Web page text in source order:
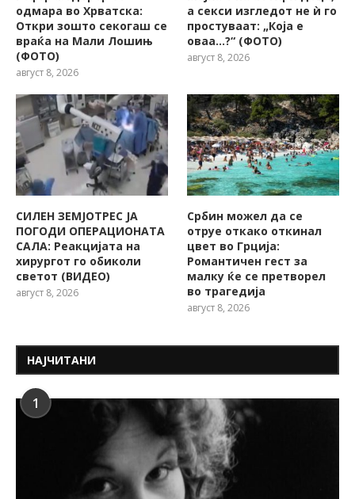
одмара во Хрватска:
Откри зошто секогаш се
враќа на Мали Лошињ
(ФОТО)
август 8, 2026
а секси изгледот не ѝ го
простуваат: „Која е
оваа…?“ (ФОТО)
август 8, 2026
СИЛЕН ЗЕМЈОТРЕС ЈА
ПОГОДИ ОПЕРАЦИОНАТА
САЛА: Реакцијата на
хирургот го обиколи
светот (ВИДЕО)
август 8, 2026
Србин можел да се
отруе откако откинал
цвет во Грција:
Романтичен гест за
малку ќе се претворел
во трагедија
август 8, 2026
НАЈЧИТАНИ
1